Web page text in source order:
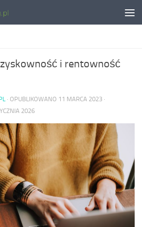
zyskowność i rentowność
· OPUBLIKOWANO 11 MARCA 2023 ·
2026